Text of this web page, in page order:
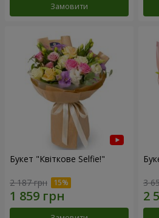
Замовити
Букет "Квіткове Selfie!"
2 187 грн 3